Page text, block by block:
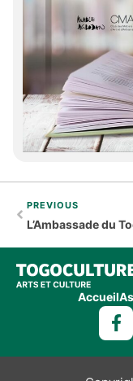
PREVIOUS
Accueil